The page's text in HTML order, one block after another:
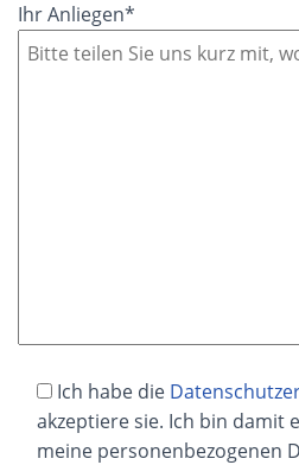
Ihr Anliegen*
Ich habe die
akzeptiere sie. Ich bin damit
meine personenbezogenen